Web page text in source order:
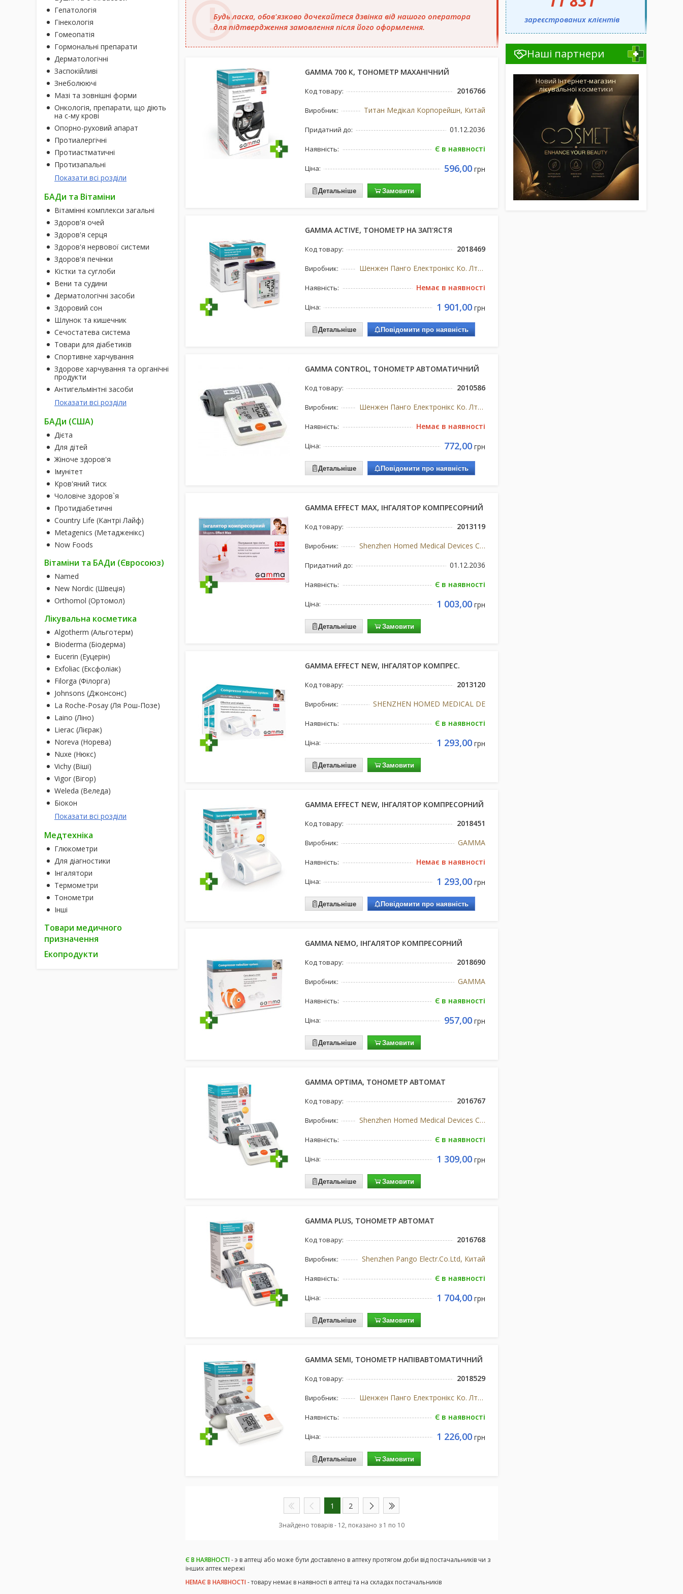
Гепатологія
Гінекологія
Гомеопатія
Гормональні препарати
Дерматологічні
Заспокійливі
Знеболюючі
Мазі та зовнішні форми
Онкологія, препарати, що діють
на с-му крові
Опорно-руховий апарат
Протиалергічні
Протиастматичні
Протизапальні
Показати всі розділи
БАДи та Вітаміни
Вітамінні комплекси загальні
Здоров'я очей
Здоров'я серця
Здоров'я нервової системи
Здоров'я печінки
Кістки та суглоби
Вени та судини
Дерматологічні засоби
Здоровий сон
Шлунок та кишечник
Сечостатева система
Товари для діабетиків
Спортивне харчування
Здорове харчування та органічні
продукти
Антигельмінтні засоби
Показати всі розділи
БАДи (США)
Дієта
Для дітей
Жіноче здоров'я
Імунітет
Кров'яний тиск
Чоловіче здоров`я
Протидіабетичні
Country Life (Кантрі Лайф)
Metagenics (Метадженікс)
Now Foods
Вітаміни та БАДи (Євросоюз)
Named
New Nordic (Швеція)
Orthomol (Ортомол)
Лікувальна косметика
Algotherm (Альготерм)
Bioderma (Біодерма)
Eucerin (Еуцерін)
Exfoliac (Ексфоліак)
Filorga (Філорга)
Johnsons (Джонсонс)
La Roche-Posay (Ля Рош-Позе)
Laino (Ліно)
Lierac (Лієрак)
Noreva (Норева)
Nuxe (Нюкс)
Vichy (Віші)
Vigor (Вігор)
Weleda (Веледа)
Біокон
Показати всі розділи
Медтехніка
Глюкометри
Для діагностики
Інгалятори
Термометри
Тонометри
Інші
Товари медичного
призначення
Екопродукти
Будь ласка, обов'язково дочекайтеся дзвінка від нашого оператора
для підтвердження замовлення після його оформлення.
GAMMA 700 К, ТОНОМЕТР МАХАНІЧНИЙ
Код товару: 2016766
Виробник: Титан Медікал Корпорейшн, Китай
Придатний до: 01.12.2036
Наявність: Є в наявності
Ціна: 596,00грн
Детальніше Замовити
GAMMA ACTIVE, ТОНОМЕТР НА ЗАП'ЯСТЯ
Код товару: 2018469
Виробник: Шенжен Панго Електронікс Ко. Лтд, Китай
Наявність: Немає в наявності
Ціна: 1 901,00грн
Детальніше Повідомити про наявність
GAMMA CONTROL, ТОНОМЕТР АВТОМАТИЧНИЙ
Код товару: 2010586
Виробник: Шенжен Панго Електронікс Ко. Лтд, Китай
Наявність: Немає в наявності
Ціна: 772,00грн
Детальніше Повідомити про наявність
GAMMA EFFECT MAX, ІНГАЛЯТОР КОМПРЕСОРНИЙ
Код товару: 2013119
Виробник: Shenzhen Homed Medical Devices Co., Ltd., Китай
Придатний до: 01.12.2036
Наявність: Є в наявності
Ціна: 1 003,00грн
Детальніше Замовити
GAMMA EFFECT NEW, ІНГАЛЯТОР КОМПРЕС.
Код товару: 2013120
Виробник: SHENZHEN HOMED MEDICAL DE
Наявність: Є в наявності
Ціна: 1 293,00грн
Детальніше Замовити
GAMMA EFFECT NEW, ІНГАЛЯТОР КОМПРЕСОРНИЙ
Код товару: 2018451
Виробник: GAMMA
Наявність: Немає в наявності
Ціна: 1 293,00грн
Детальніше Повідомити про наявність
GAMMA NEMO, ІНГАЛЯТОР КОМПРЕСОРНИЙ
Код товару: 2018690
Виробник: GAMMA
Наявність: Є в наявності
Ціна: 957,00грн
Детальніше Замовити
GAMMA OPTIMA, ТОНОМЕТР АВТОМАТ
Код товару: 2016767
Виробник: Shenzhen Homed Medical Devices Co., Ltd., Китай
Наявність: Є в наявності
Ціна: 1 309,00грн
Детальніше Замовити
GAMMA PLUS, ТОНОМЕТР АВТОМАТ
Код товару: 2016768
Виробник: Shenzhen Pango Electr.Co.Ltd, Китай
Наявність: Є в наявності
Ціна: 1 704,00грн
Детальніше Замовити
GAMMA SEMI, ТОНОМЕТР НАПІВАВТОМАТИЧНИЙ
Код товару: 2018529
Виробник: Шенжен Панго Електронікс Ко. Лтд, Китай
Наявність: Є в наявності
Ціна: 1 226,00грн
Детальніше Замовити
1 2
Знайдено товарів - 12, показано з 1 по 10
Є В НАЯВНОСТІ- э в аптеці або може бути доставлено в аптеку протягом доби від постачальників чи з
інших аптек мережі
НЕМАЄ В НАЯВНОСТІ- товару немає в наявності в аптеці та на складах постачальників
зареєстрованих клієнтів
Наші партнери
Новий Інтернет-магазин
лікувальної косметики